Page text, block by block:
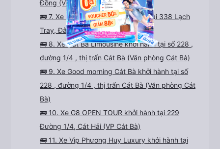
Đồng (VP 740 Phạm Văn Đồng)
🚌 7. Xe Anh Huy Travel khởi hành tại 338 Lạch
Tray, Đằng Giang, Ngô Quyền
🚌 8. Xe Cát Bà Limousine khởi hành tại số 228 ,
đường 1/4 , thị trấn Cát Bà (Văn phòng Cát Bà)
🚌 9. Xe Good morning Cát Bà khởi hành tại số
228 , đường 1/4 , thị trấn Cát Bà (Văn phòng Cát
Bà)
🚌 10. Xe G8 OPEN TOUR khởi hành tại 229
Đường 1/4, Cát Hải (VP Cát Bà)
🚌 11. Xe Vip Phương Huy Luxury khởi hành tại